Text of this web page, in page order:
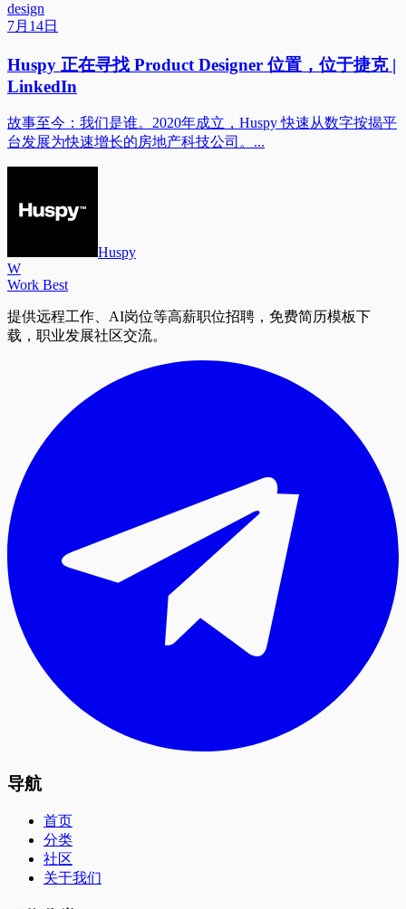
design
7月14日
Huspy 正在寻找 Product Designer 位置，位于捷克 |
LinkedIn
故事至今：我们是谁。2020年成立，Huspy 快速从数字按揭平
台发展为快速增长的房地产科技公司。...
Huspy
W
Work Best
提供远程工作、AI岗位等高薪职位招聘，免费简历模板下
载，职业发展社区交流。
导航
首页
分类
社区
关于我们